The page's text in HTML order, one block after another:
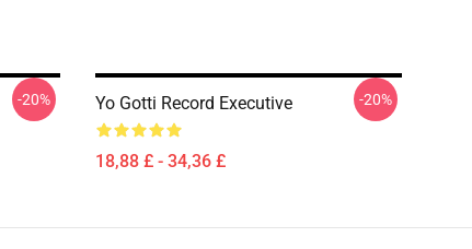
-20% Yo Gotti Record Executive
18,88 £ - 34,36 £
-20%